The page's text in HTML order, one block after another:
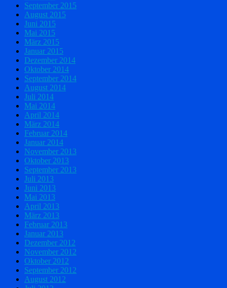
September 2015
August 2015
Juni 2015
Mai 2015
März 2015
Januar 2015
Dezember 2014
Oktober 2014
September 2014
August 2014
Juli 2014
Mai 2014
April 2014
März 2014
Februar 2014
Januar 2014
November 2013
Oktober 2013
September 2013
Juli 2013
Juni 2013
Mai 2013
April 2013
März 2013
Februar 2013
Januar 2013
Dezember 2012
November 2012
Oktober 2012
September 2012
August 2012